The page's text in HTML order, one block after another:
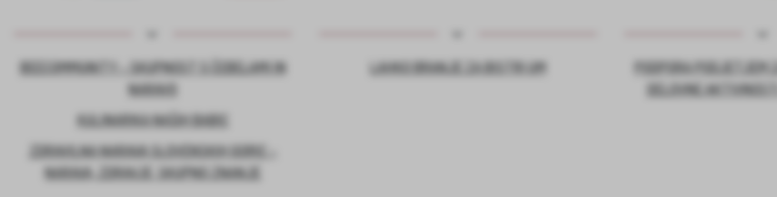
BEECOMMUNITY – SKUPNOST S ČEBELAMI IN
NARAVO
KULINARIKA NAŠIH BABIC
ZDRAVILNA NARAVA SLOVENSKIH GORIC –
NARAVA, ZDRAVJE, SKUPNO ZNANJE
LAHKO BRANJE ZA BISTRI UM
PODPORA PODJETJEM
DELOVNE